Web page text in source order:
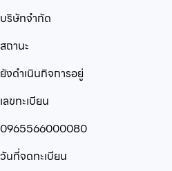
บริษัทจำกัด
สถานะ
ยังดำเนินกิจการอยู่
เลขทะเบียน
0965566000080
วันที่จดทะเบียน